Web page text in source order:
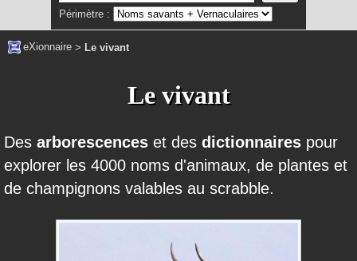
Périmètre :
eXionnaire > Le vivant
Le vivant
Des arborescences et des dictionnaires pour
explorer les 4000 noms d'animaux, de plantes et
de champignons valables au scrabble.